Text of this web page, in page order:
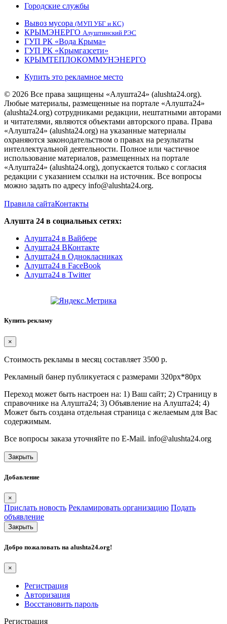
Городские службы
Вывоз мусора (МУП УБГ и КС)
КРЫМЭНЕРГО Алуштинский РЭС
ГУП РК «Вода Крыма»
ГУП РК «Крымгазсети»
КРЫМТЕПЛОКОММУНЭНЕРГО
Купить это рекламное место
© 2026 Все права защищены «Алушта24» (alushta24.org).
Любые материалы, размещенные на портале «Алушта24»
(alushta24.org) сотрудниками редакции, нештатными авторами
и читателями, являются объектами авторского права. Права
«Алушта24» (alushta24.org) на указанные материалы
охраняются законодательством о правах на результаты
интеллектуальной деятельности. Полное или частичное
использование материалов, размещенных на портале
«Алушта24» (alushta24.org), допускается только с согласия
редакции с указанием ссылки на источник. Все вопросы
можно задать по адресу info@alushta24.org.
Правила сайтаКонтакты
Алушта 24 в социальных сетях:
Алушта24 в Вайбере
Алушта24 ВКонтакте
Алушта24 в Однокласниках
Алушта24 в FaceBook
Алушта24 в Twitter
Купить рекламу
×
Стоимость рекламы в месяц составляет 3500 р.
Рекламный банер публикуетася с размерами 320px*80px
Переход может быть настроен на: 1) Ваш сайт; 2) Страницу в
справочнике на Алушта24; 3) Объявление на Алушта24; 4)
Может быть создана отдельная страница с желаемым для Вас
содержимым.
Все вопросы заказа уточняйте по E-Mail. info@alushta24.org
Закрыть
Добавление
×
Прислать новость Рекламировать организацию Подать
объявление
Закрыть
Добро пожаловать на alushta24.org!
×
Регистрация
Авторизация
Восстановить пароль
Регистрация